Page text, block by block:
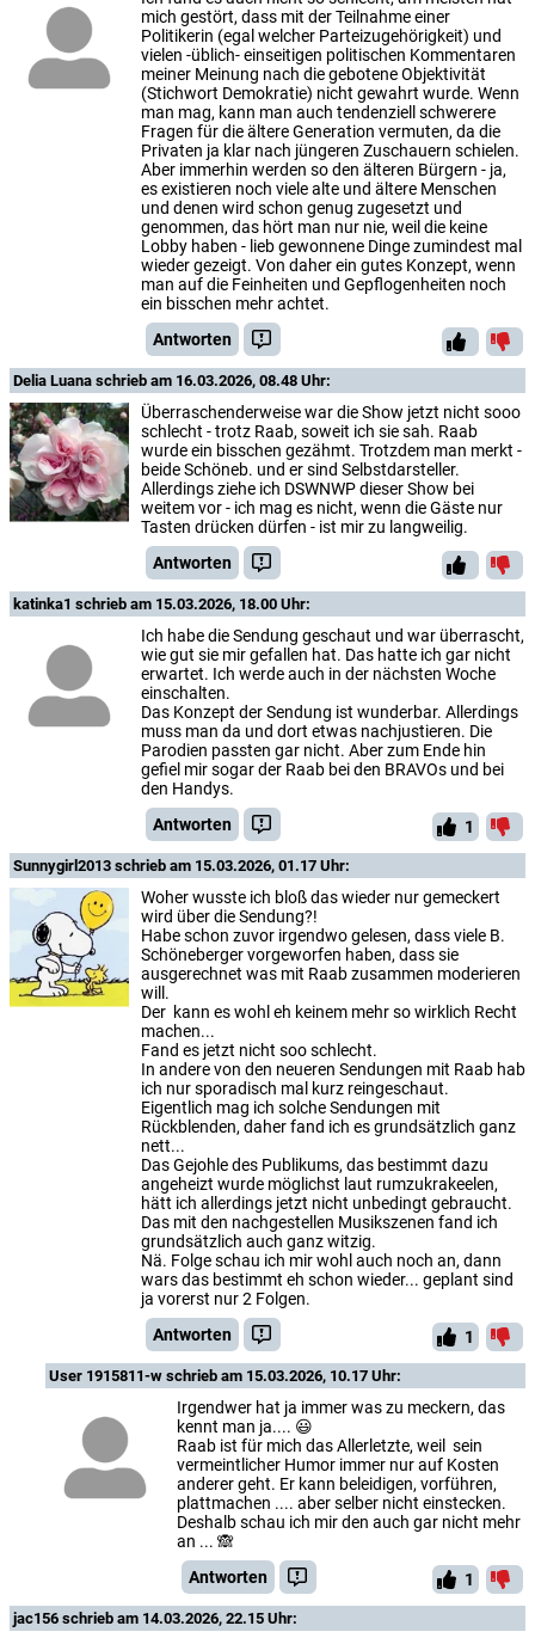
mich gestört, dass mit der Teilnahme einer
Politikerin (egal welcher Parteizugehörigkeit) und
vielen -üblich- einseitigen politischen Kommentaren
meiner Meinung nach die gebotene Objektivität
(Stichwort Demokratie) nicht gewahrt wurde. Wenn
man mag, kann man auch tendenziell schwerere
Fragen für die ältere Generation vermuten, da die
Privaten ja klar nach jüngeren Zuschauern schielen.
Aber immerhin werden so den älteren Bürgern - ja,
es existieren noch viele alte und ältere Menschen
und denen wird schon genug zugesetzt und
genommen, das hört man nur nie, weil die keine
Lobby haben - lieb gewonnene Dinge zumindest mal
wieder gezeigt. Von daher ein gutes Konzept, wenn
man auf die Feinheiten und Gepflogenheiten noch
ein bisschen mehr achtet.
Antworten
Delia Luana schrieb am 16.03.2026, 08.48 Uhr:
Überraschenderweise war die Show jetzt nicht sooo
schlecht - trotz Raab, soweit ich sie sah. Raab
wurde ein bisschen gezähmt. Trotzdem man merkt -
beide Schöneb. und er sind Selbstdarsteller.
Allerdings ziehe ich DSWNWP dieser Show bei
weitem vor - ich mag es nicht, wenn die Gäste nur
Tasten drücken dürfen - ist mir zu langweilig.
Antworten
katinka1 schrieb am 15.03.2026, 18.00 Uhr:
Ich habe die Sendung geschaut und war überrascht,
wie gut sie mir gefallen hat. Das hatte ich gar nicht
erwartet. Ich werde auch in der nächsten Woche
einschalten.
Das Konzept der Sendung ist wunderbar. Allerdings
muss man da und dort etwas nachjustieren. Die
Parodien passten gar nicht. Aber zum Ende hin
gefiel mir sogar der Raab bei den BRAVOs und bei
den Handys.
Antworten
1
Sunnygirl2013 schrieb am 15.03.2026, 01.17 Uhr:
Woher wusste ich bloß das wieder nur gemeckert
wird über die Sendung?!
Habe schon zuvor irgendwo gelesen, dass viele B.
Schöneberger vorgeworfen haben, dass sie
ausgerechnet was mit Raab zusammen moderieren
will.
Der kann es wohl eh keinem mehr so wirklich Recht
machen...
Fand es jetzt nicht soo schlecht.
In andere von den neueren Sendungen mit Raab hab
ich nur sporadisch mal kurz reingeschaut.
Eigentlich mag ich solche Sendungen mit
Rückblenden, daher fand ich es grundsätzlich ganz
nett...
Das Gejohle des Publikums, das bestimmt dazu
angeheizt wurde möglichst laut rumzukrakeelen,
hätt ich allerdings jetzt nicht unbedingt gebraucht.
Das mit den nachgestellen Musikszenen fand ich
grundsätzlich auch ganz witzig.
Nä. Folge schau ich mir wohl auch noch an, dann
wars das bestimmt eh schon wieder... geplant sind
ja vorerst nur 2 Folgen.
Antworten
1
User 1915811-w schrieb am 15.03.2026, 10.17 Uhr:
Irgendwer hat ja immer was zu meckern, das
kennt man ja.... 😃
Raab ist für mich das Allerletzte, weil sein
vermeintlicher Humor immer nur auf Kosten
anderer geht. Er kann beleidigen, vorführen,
plattmachen .... aber selber nicht einstecken.
Deshalb schau ich mir den auch gar nicht mehr
an ... 🙈
Antworten
1
jac156 schrieb am 14.03.2026, 22.15 Uhr: